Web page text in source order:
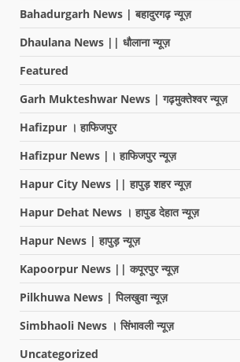
Bahadurgarh News | बहादुरगढ़ न्यूज़
Dhaulana News || धौलाना न्यूज़
Featured
Garh Mukteshwar News | गढ़मुक्तेश्वर न्यूज़
Hafizpur । हाफिजपुर
Hafizpur News |। हाफिजपुर न्यूज़
Hapur City News || हापुड़ शहर न्यूज़
Hapur Dehat News । हापुड देहात न्यूज़
Hapur News | हापुड़ न्यूज़
Kapoorpur News || कपूरपुर न्यूज़
Pilkhuwa News | पिलखुवा न्यूज़
Simbhaoli News । सिंभावली न्यूज़
Uncategorized